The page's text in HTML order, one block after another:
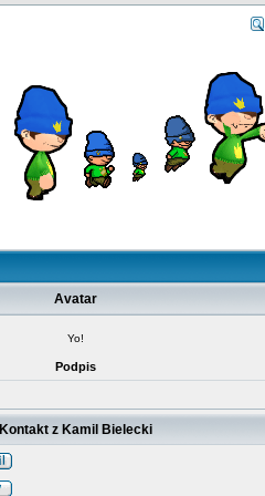
Avatar
Yo!
Podpis
Kontakt z Kamil Bielecki